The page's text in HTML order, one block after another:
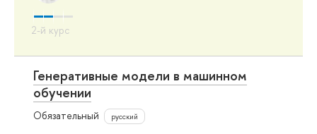
Генеративные модели в машинном
обучении
Обязательный русский